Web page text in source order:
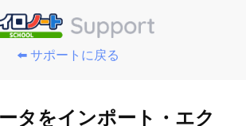
⬅️ サポートに戻る
タをインポート・エク